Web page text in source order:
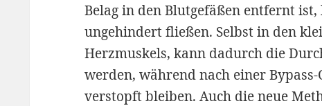
Belag in den Blutgefäßen entfernt
ungehindert fließen. Selbst in den
Herzmuskels, kann dadurch die
werden, während nach einer
verstopft bleiben. Auch die neue